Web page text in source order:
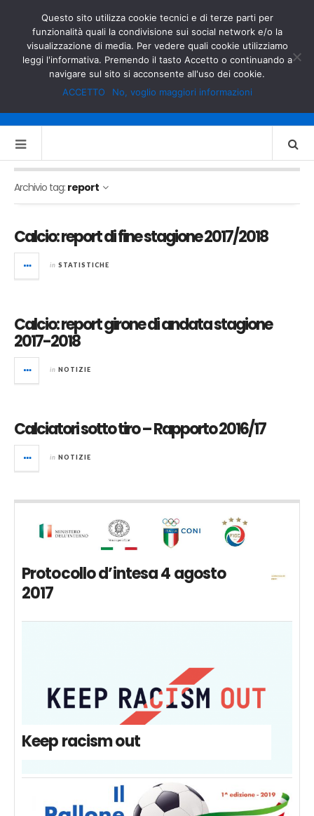
MINISTERO DELL’INTERNO
GOVERNO.IT
Archivio tag: report
Calcio: report di fine stagione 2017/2018
in STATISTICHE
Calcio: report girone di andata stagione
2017-2018
in NOTIZIE
Calciatori sotto tiro – Rapporto 2016/17
in NOTIZIE
Protocollo d’intesa 4 agosto
2017
Keep racism out
Questo sito utilizza cookie tecnici e di terze parti per
funzionalità quali la condivisione sui social network e/o la
visualizzazione di media. Per vedere quali cookie utilizziamo
leggi l'informativa. Premendo il tasto Accetto o continuando a
navigare sul sito si acconsente all'uso dei cookie.
ACCETTO
No, voglio maggiori informazioni